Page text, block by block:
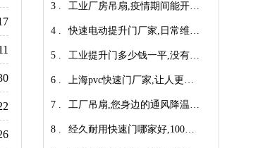
势特点呢？-广州奇翔
3 . 工业厂房吊扇,疫情期间能开空
调吗?【广州奇翔】
4 . 快速电动提升门厂家,日常维保
小技巧！【广州奇翔】
5 . 工业提升门多少钱一平,没有中
间商差价放心选购【广州奇
翔】
6 . 上海pvc快速门厂家,让人更安
心-广州奇翔
7 . 工厂吊扇,您身边的通风降温专
家！【广州奇翔】
8 . 经久耐用快速门哪家好,100万